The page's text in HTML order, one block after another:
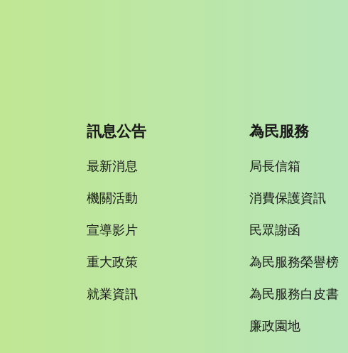
訊息公告
最新消息
機關活動
宣導影片
重大政策
就業資訊
為民服務
局長信箱
消費保護資訊
民眾謝函
為民服務榮譽榜
為民服務白皮書
廉政園地